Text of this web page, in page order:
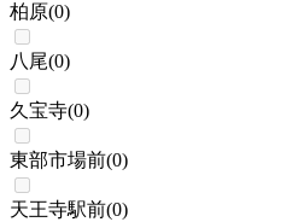
柏原(0)
八尾(0)
久宝寺(0)
東部市場前(0)
天王寺駅前(0)